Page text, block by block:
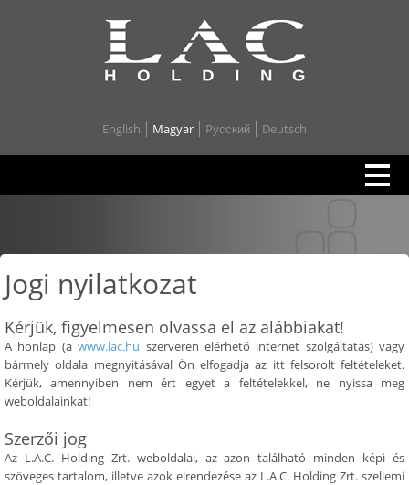
English Magyar Pусский Deutsch
Jogi nyilatkozat
Kérjük, figyelmesen olvassa el az alábbiakat!
A honlap (awww.lac.hu szerveren elérhető internet szolgáltatás) vagy
bármely oldala megnyitásával Ön elfogadja az itt felsorolt feltételeket.
Kérjük, amennyiben nem ért egyet a feltételekkel, ne nyissa meg
weboldalainkat!
Szerzői jog
Az L.A.C. Holding Zrt. weboldalai, az azon található minden képi és
szöveges tartalom, illetve azok elrendezése az L.A.C. Holding Zrt. szellemi